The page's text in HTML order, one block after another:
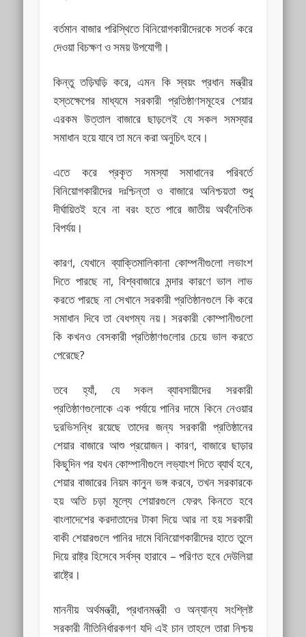
বর্তমান বাজার পরিস্থিতে বিনিয়োগকারীদেরকে সতর্ক করে
দেওয়া বিচক্ষণ ও সময় উপযোগী।
কিন্তু তড়িঘড়ি করে, এমন কি স্বয়ং প্রধান মন্ত্রীর
হস্তক্ষেপের মাধ্যমে সরকারী প্রতিষ্ঠাণসমূহের শেয়ার
এরকম উত্তাল বাজারে ছাড়লেই যে সকল সমস্যার
সমাধান হয়ে যাবে তা মনে করা অনুচিৎ হবে।
এতে করে প্রকৃত সমস্যা সমাধানের পরিবর্তে
বিনিয়োগকারীদের দঃশ্চিন্তা ও বাজারে অনিশ্চয়তা শুধু
দীর্ঘায়িতই হবে না বরং হতে পারে জাতীয় অর্থনৈতিক
বিপর্যয়।
কারণ, যেখানে ব্যাক্তিমালিকানা কোম্পনীগুলো লভাংশ
দিতে পারছে না, বিশ্ববাজারে মন্দার কারণে ভাল লাভ
করতে পারছে না সেখানে সরকারী প্রতিষ্ঠানগুলে কি করে
সমাধান দিবে তা বেধগম্য নয়। সরকারী কোম্পানীগুলো
কি কখনও বেসকারী প্রতিষ্ঠাণগুলোর চেয়ে ভাল করতে
পেরেছে?
তবে হ্যাঁ, যে সকল ব্যাবসায়ীদের সরকারী
প্রতিষ্ঠাণগুলোকে এক পর্যায়ে পানির দামে কিনে নেওয়ার
দুরভিসন্ধি রয়েছে তাদের জন্য সরকারী প্রতিষ্ঠানের
শেয়ার বাজারে আশু প্রয়োজন। কারণ, বাজারে ছাড়ার
কিছুদিন পর যখন কোম্পানীগুলে লভ্যাংশ দিতে ব্যার্থ হবে,
শেয়ার বাজারের নিয়ম কানুন ভঙ্গ করবে, তখন সরকারকে
হয় অতি চড়া মূল্যে শেয়ারগুলে ফেরৎ কিনতে হবে
বাংলাদেশের করদাতাদের টাকা দিয়ে আর না হয় সরকারী
বাকী শেয়ারগুলে পানির দামে বিনিয়োগকারীদের হাতে তুলে
দিয়ে রাষ্ট্র হিসেবে সর্বস্ব হারাবে – পরিণত হবে দেউলিয়া
রাষ্ট্রে।
মাননীয় অর্থমন্ত্রী, প্রধানমন্ত্রী ও অন্যান্য সংশ্লিষ্ট
সরকারী নীতিনির্ধারকগণ যদি এই চান তাহলে তারা নিশ্চয়